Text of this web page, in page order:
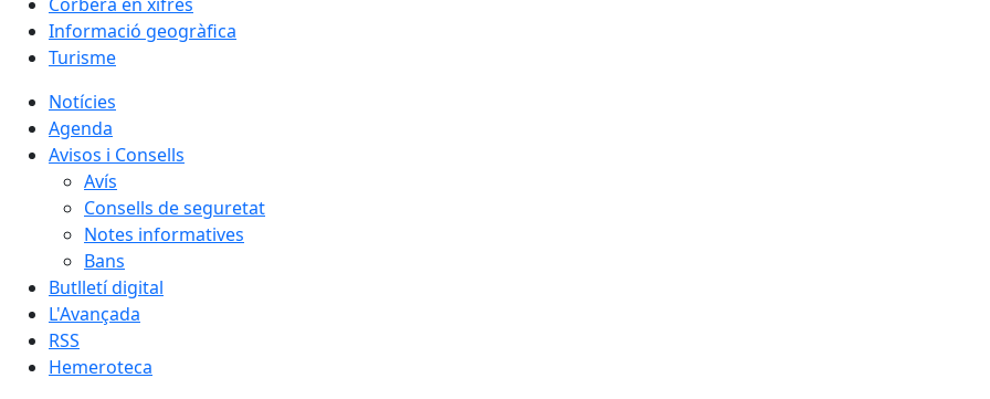
Informació geogràfica
Turisme
Notícies
Agenda
Avisos i Consells
Avís
Consells de seguretat
Notes informatives
Bans
Butlletí digital
L'Avançada
RSS
Hemeroteca